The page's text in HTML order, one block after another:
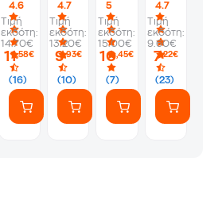
Ε'
Δημοτικού
4.6
(16)
Τιμή
εκδότη:
14.70€
11,58€
Την
Ορθογραφία,
Και
Την
Έκθεση.
Γλώσσα
ΣT'
Δημοτικού
4.7
(10)
Τιμή
εκδότη:
13.20€
9,93€
5
(7)
Τιμή
εκδότη:
15.00€
10,45€
4.7
(23)
Τιμή
εκδότη:
9.60€
7,22€